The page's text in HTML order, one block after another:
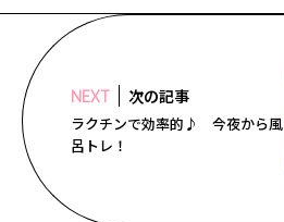
NEXT 次の記事
ラクチンで効率的♪ 今夜から風
呂トレ！